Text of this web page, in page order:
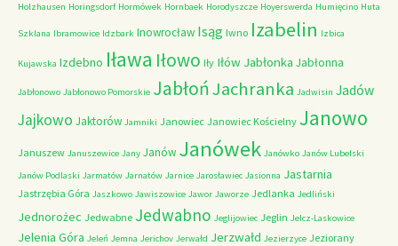
Holzhausen Horingsdorf Hormówek Hornbaek Horodyszcze Hoyerswerda Humięcino Huta
Szklana Ibramowice Idzbark Inowrocław Isąg Iwno Izabelin Izbica
Kujawska Izdebno Iława Iłowo Iły Iłów Jabłonka Jabłonna
Jabłonowo Jabłonowo Pomorskie JabłońJachranka Jadwisin Jadów
Jajkowo Jaktorów Jamniki Janowiec Janowiec Kościelny Janowo
Januszew Januszewice Jany Janów Janówek Janówko Janów Lubelski
Janów Podlaski Jarmatów Jarnatów Jarnice Jarosławiec Jasionna Jastarnia
Jastrzębia Góra Jaszkowo Jawiszowice Jawor Jaworze Jedlanka Jedliński
Jednorożec Jedwabne Jedwabno Jeglijowiec Jeglin Jelcz-Laskowice
Jelenia Góra Jeleń Jemna Jerichov Jerwałd Jerzwałd Jezierzyce Jeziorany